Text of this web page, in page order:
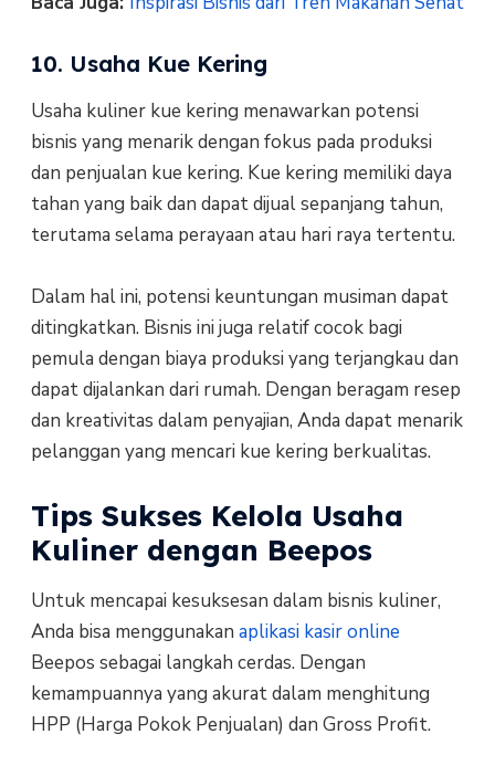
10. Usaha Kue Kering
Usaha kuliner kue kering menawarkan potensi
bisnis yang menarik dengan fokus pada produksi
dan penjualan kue kering. Kue kering memiliki daya
tahan yang baik dan dapat dijual sepanjang tahun,
terutama selama perayaan atau hari raya tertentu.
Dalam hal ini, potensi keuntungan musiman dapat
ditingkatkan. Bisnis ini juga relatif cocok bagi
pemula dengan biaya produksi yang terjangkau dan
dapat dijalankan dari rumah. Dengan beragam resep
dan kreativitas dalam penyajian, Anda dapat menarik
pelanggan yang mencari kue kering berkualitas.
Tips Sukses Kelola Usaha
Kuliner dengan Beepos
Untuk mencapai kesuksesan dalam bisnis kuliner,
Anda bisa menggunakan aplikasi kasir online
Beepos sebagai langkah cerdas. Dengan
kemampuannya yang akurat dalam menghitung
HPP (Harga Pokok Penjualan) dan Gross Profit.